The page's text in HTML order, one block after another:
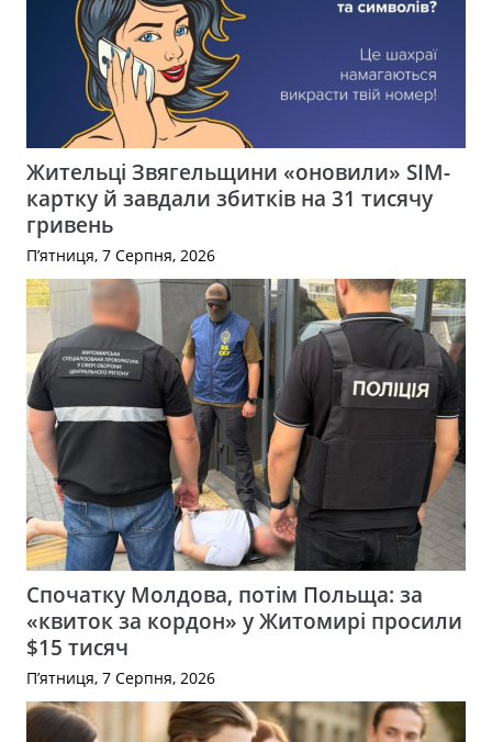
Жительці Звягельщини «оновили» SIM-
картку й завдали збитків на 31 тисячу
гривень
П’ятниця, 7 Серпня, 2026
Спочатку Молдова, потім Польща: за
«квиток за кордон» у Житомирі просили
$15 тисяч
П’ятниця, 7 Серпня, 2026